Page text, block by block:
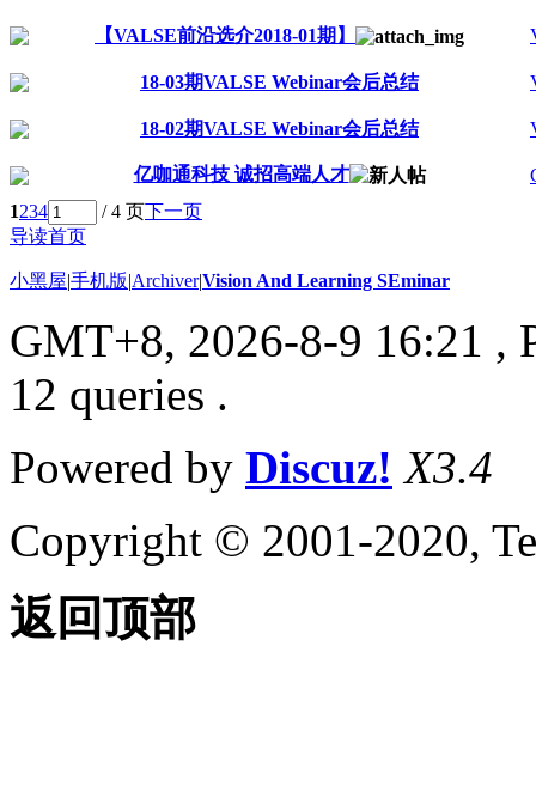
【VALSE前沿选介2018-01期】
18-03期VALSE Webinar会后总结
18-02期VALSE Webinar会后总结
亿咖通科技 诚招高端人才
1234 / 4 页下一页
导读首页
小黑屋|手机版|Archiver|Vision And Learning SEminar
GMT+8, 2026-8-9 16:21 ,
12 queries .
Powered by Discuz! X3.4
Copyright © 2001-2020,
返回顶部